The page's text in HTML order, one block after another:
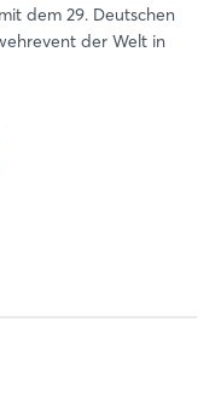
dem 29. Deutschen
der Welt in